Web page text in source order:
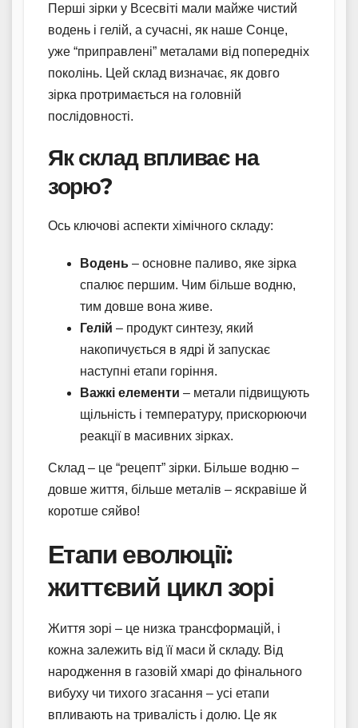
Перші зірки у Всесвіті мали майже чистий
водень і гелій, а сучасні, як наше Сонце,
уже “приправлені” металами від попередніх
поколінь. Цей склад визначає, як довго
зірка протримається на головній
послідовності.
Як склад впливає на
зорю?
Ось ключові аспекти хімічного складу:
Водень – основне паливо, яке зірка
спалює першим. Чим більше водню,
тим довше вона живе.
Гелій – продукт синтезу, який
накопичується в ядрі й запускає
наступні етапи горіння.
Важкі елементи – метали підвищують
щільність і температуру, прискорюючи
реакції в масивних зірках.
Склад – це “рецепт” зірки. Більше водню –
довше життя, більше металів – яскравіше й
коротше сяйво!
Етапи еволюції:
життєвий цикл зорі
Життя зорі – це низка трансформацій, і
кожна залежить від її маси й складу. Від
народження в газовій хмарі до фінального
вибуху чи тихого згасання – усі етапи
впливають на тривалість і долю. Це як